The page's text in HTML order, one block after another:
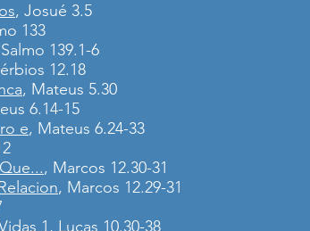
, Josué 3.5
133
139.1-6
12.18
, Mateus 5.30
6.14-15
e, Mateus 6.24-33
, Marcos 12.30-31
, Marcos 12.29-31
1, Lucas 10.30-38